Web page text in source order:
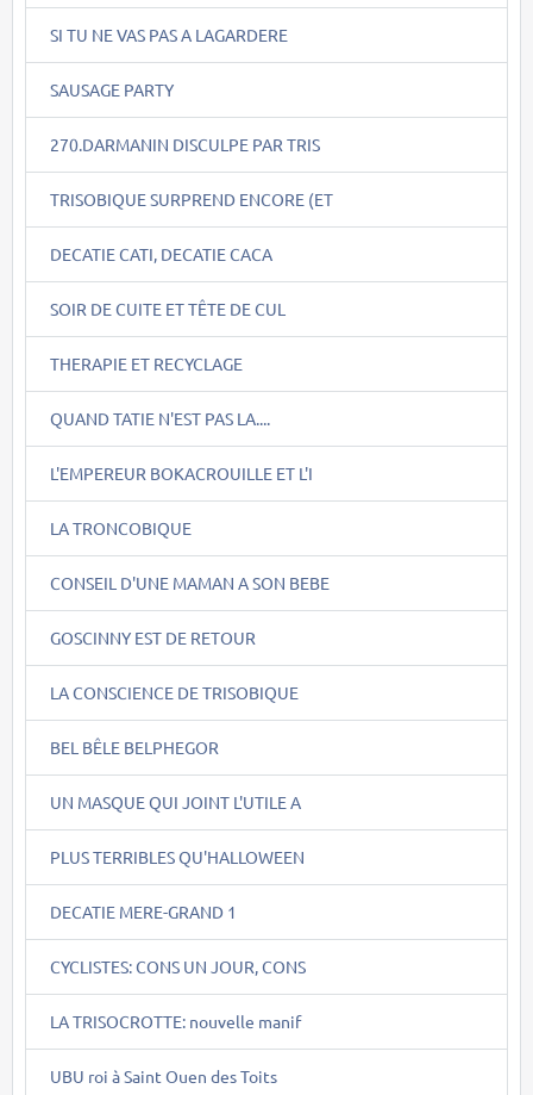
SI TU NE VAS PAS A LAGARDERE
SAUSAGE PARTY
270.DARMANIN DISCULPE PAR TRIS
TRISOBIQUE SURPREND ENCORE (ET
DECATIE CATI, DECATIE CACA
SOIR DE CUITE ET TÊTE DE CUL
THERAPIE ET RECYCLAGE
QUAND TATIE N'EST PAS LA....
L'EMPEREUR BOKACROUILLE ET L'I
LA TRONCOBIQUE
CONSEIL D'UNE MAMAN A SON BEBE
GOSCINNY EST DE RETOUR
LA CONSCIENCE DE TRISOBIQUE
BEL BÊLE BELPHEGOR
UN MASQUE QUI JOINT L'UTILE A
PLUS TERRIBLES QU'HALLOWEEN
DECATIE MERE-GRAND 1
CYCLISTES: CONS UN JOUR, CONS
LA TRISOCROTTE: nouvelle manif
UBU roi à Saint Ouen des Toits